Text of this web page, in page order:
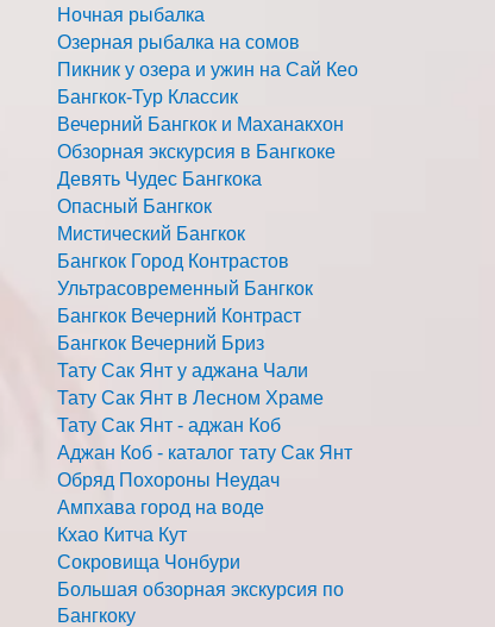
Ночная рыбалка
Озерная рыбалка на сомов
Пикник у озера и ужин на Сай Кео
Бангкок-Тур Классик
Вечерний Бангкок и Маханакхон
Обзорная экскурсия в Бангкоке
Девять Чудес Бангкока
Опасный Бангкок
Мистический Бангкок
Бангкок Город Контрастов
Ультрасовременный Бангкок
Бангкок Вечерний Контраст
Бангкок Вечерний Бриз
Тату Сак Янт у аджана Чали
Тату Сак Янт в Лесном Храме
Тату Сак Янт - аджан Коб
Аджан Коб - каталог тату Сак Янт
Обряд Похороны Неудач
Ампхава город на воде
Кхао Китча Кут
Сокровища Чонбури
Большая обзорная экскурсия по
Бангкоку